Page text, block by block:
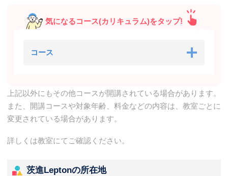
気になるコース(カリキュラム)をタップ!
コース
上記以外にもその他コースが開講されている場合があります。
また、開講コースや対象年齢、料金などの内容は、教室ごとに
変更されている場合があります。
詳しくは教室にてご確認ください。
茨進Leptonの所在地